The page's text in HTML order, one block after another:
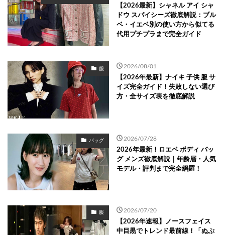
【2026最新】シャネル アイ シャ
ドウ スパイシーズ徹底解説：ブル
ベ・イエベ別の使い方から似てる
代用プチプラまで完全ガイド
服 2026/08/01
【2026年最新】ナイキ 子供 服 サ
イズ完全ガイド！失敗しない選び
方・全サイズ表を徹底解説
バッグ 2026/07/28
2026年最新！ロエベ ボディ バッ
グ メンズ徹底解説｜年齢層・人気
モデル・評判まで完全網羅！
服 2026/07/20
【2026年速報】ノースフェイス
中目黒でトレンド最前線！「ぬぷ